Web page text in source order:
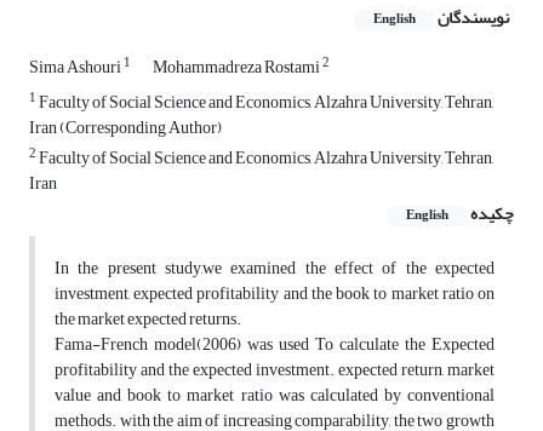
نویسندگان English
Sima Ashouri1 Mohammadreza Rostami2
1Faculty of Social Science and Economics, Alzahra University, Tehran,
Iran (Corresponding Author)
2Faculty of Social Science and Economics, Alzahra University, Tehran,
Iran
چکیده
English
In the present study,we examined the effect of the expected
investment, expected profitability and the book to market ratio on
the market expected returns.
Fama-French model(2006) was used To calculate the Expected
profitability and the expected investment. expected return, market
value and book to market ratio was calculated by conventional
methods. with the aim of increasing comparability, the two growth